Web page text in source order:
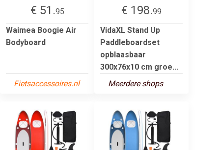
€ 51.95
Waimea Boogie Air
Bodyboard
Fietsaccessoires.nl
€ 198.99
VidaXL Stand Up
Paddleboardset
opblaasbaar
300x76x10 cm groe...
Meerdere shops